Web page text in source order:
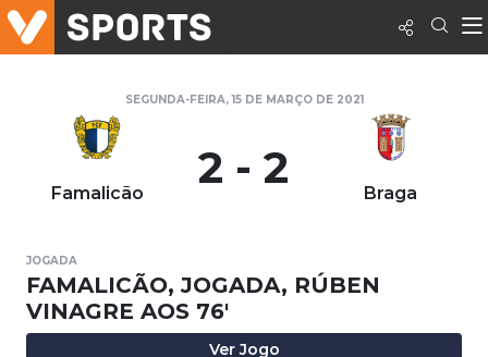
SEGUNDA-FEIRA, 15 DE MARÇO DE 2021
Famalicão 2 - 2 Braga
JOGADA
FAMALICÃO, JOGADA, RÚBEN
VINAGRE AOS 76'
Ver Jogo